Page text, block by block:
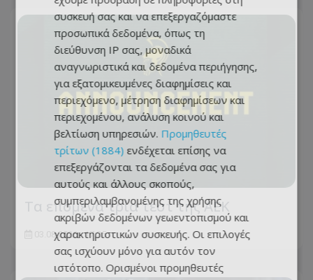
Τα επόμενα τρία τεστ της ΑΕΚ
03.08.2026 - 17:25
συσκευή σας και να επεξεργαζόμαστε
προσωπικά δεδομένα, όπως τη
διεύθυνση IP σας, μοναδικά
αναγνωριστικά και δεδομένα περιήγησης,
για εξατομικευμένες διαφημίσεις και
περιεχόμενο, μέτρηση διαφημίσεων και
περιεχομένου, ανάλυση κοινού και
βελτίωση υπηρεσιών. Προμηθευτές
τρίτων (1884) ενδέχεται επίσης να
επεξεργάζονται τα δεδομένα σας για
αυτούς και άλλους σκοπούς,
συμπεριλαμβανομένης της χρήσης
ακριβών δεδομένων γεωεντοπισμού και
χαρακτηριστικών συσκευής. Οι επιλογές
σας ισχύουν μόνο για αυτόν τον
ιστότοπο. Ορισμένοι προμηθευτές